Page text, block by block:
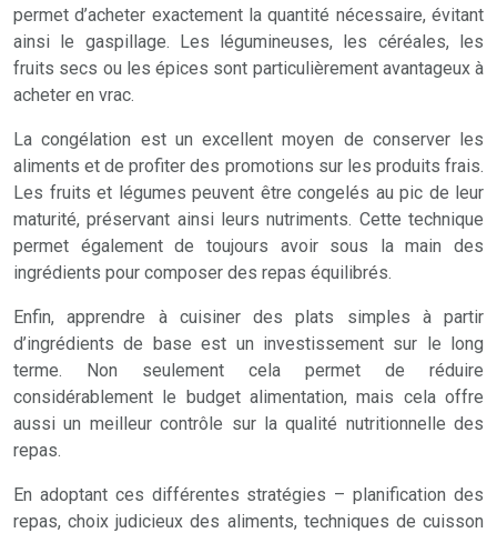
permet d’acheter exactement la quantité nécessaire, évitant
ainsi le gaspillage. Les légumineuses, les céréales, les
fruits secs ou les épices sont particulièrement avantageux à
acheter en vrac.
La congélation est un excellent moyen de conserver les
aliments et de profiter des promotions sur les produits frais.
Les fruits et légumes peuvent être congelés au pic de leur
maturité, préservant ainsi leurs nutriments. Cette technique
permet également de toujours avoir sous la main des
ingrédients pour composer des repas équilibrés.
Enfin, apprendre à cuisiner des plats simples à partir
d’ingrédients de base est un investissement sur le long
terme. Non seulement cela permet de réduire
considérablement le budget alimentation, mais cela offre
aussi un meilleur contrôle sur la qualité nutritionnelle des
repas.
En adoptant ces différentes stratégies – planification des
repas, choix judicieux des aliments, techniques de cuisson